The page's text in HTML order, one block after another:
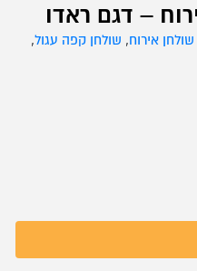
– דגם ראדו
שולחן אירוח, שולחן קפה עגול,